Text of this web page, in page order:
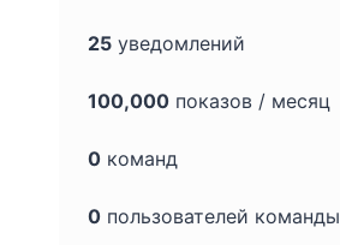
25 уведомлений
100,000 показов / месяц
0 команд
0 пользователей команды